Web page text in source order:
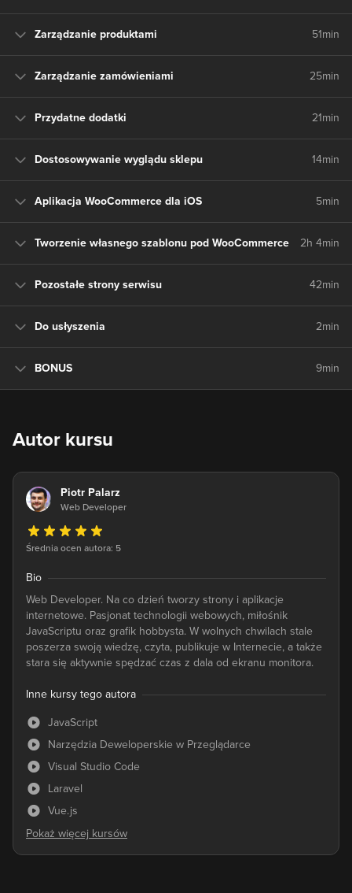
Zarządzanie produktami 51min
Zarządzanie zamówieniami 25min
Przydatne dodatki 21min
Dostosowywanie wyglądu sklepu 14min
Aplikacja WooCommerce dla iOS 5min
Tworzenie własnego szablonu pod WooCommerce 2h 4min
Pozostałe strony serwisu 42min
Do usłyszenia 2min
BONUS 9min
Autor kursu
Piotr Palarz
Web Developer
Średnia ocen autora: 5
Bio
Web Developer. Na co dzień tworzy strony i aplikacje
internetowe. Pasjonat technologii webowych, miłośnik
JavaScriptu oraz grafik hobbysta. W wolnych chwilach stale
poszerza swoją wiedzę, czyta, publikuje w Internecie, a także
stara się aktywnie spędzać czas z dala od ekranu monitora.
Inne kursy tego autora
JavaScript
Narzędzia Deweloperskie w Przeglądarce
Visual Studio Code
Laravel
Vue.js